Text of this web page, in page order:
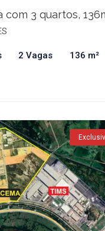
3 quartos,
2 Vagas 136 m²